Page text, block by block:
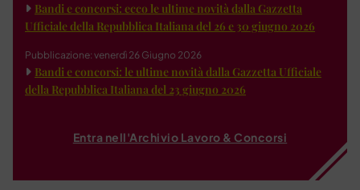
Bandi e concorsi: ecco le ultime novità dalla Gazzetta
Ufficiale della Repubblica Italiana del 26 e 30 giugno 2026
Pubblicazione: venerdì 26 Giugno 2026
Bandi e concorsi: le ultime novità dalla Gazzetta Ufficiale
della Repubblica Italiana del 23 giugno 2026
Entra nell'Archivio Lavoro & Concorsi